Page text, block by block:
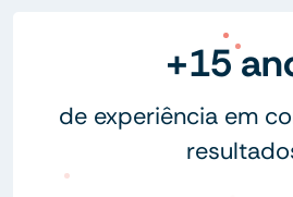
+15
de experiência em